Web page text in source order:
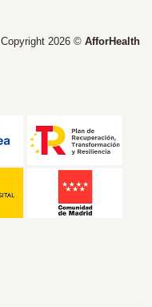
Copyright 2026 © AfforHealth